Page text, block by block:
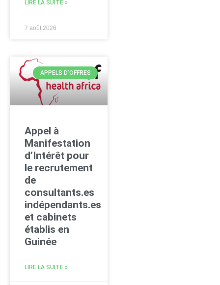
LIRE LA SUITE »
7 août 2026
APPELS D'OFFRES
Appel à
Manifestation
d’Intérêt pour
le recrutement
de
consultants.es
indépendants.es
et cabinets
établis en
Guinée
LIRE LA SUITE »